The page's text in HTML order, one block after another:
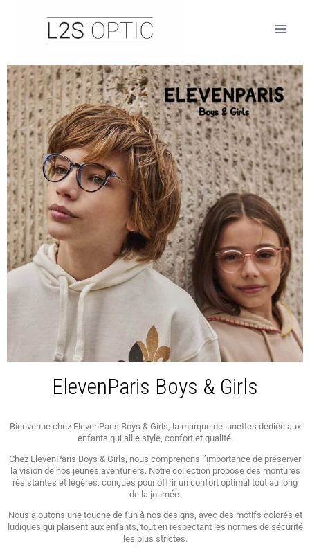
ElevenParis Boys & Girls
Bienvenue chez ElevenParis Boys & Girls, la marque de lunettes dédiée aux
enfants qui allie style, confort et qualité.
Chez ElevenParis Boys & Girls, nous comprenons l’importance de préserver
la vision de nos jeunes aventuriers. Notre collection propose des montures
résistantes et légères, conçues pour offrir un confort optimal tout au long
de la journée.
Nous ajoutons une touche de fun à nos designs, avec des motifs colorés et
ludiques qui plaisent aux enfants, tout en respectant les normes de sécurité
les plus strictes.